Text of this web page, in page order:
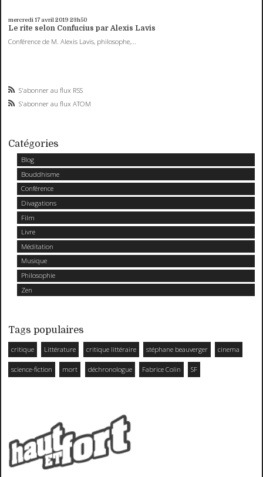
mercredi 17 avril 2019 23h50
Le rite selon Confucius par Alexis Lavis
Conférence de M. Alexis Lavis, philosophe,...
S'abonner au flux RSS
S'abonner au flux ATOM
Catégories
Blog
Bouddhisme
Conférence
Divagations
Film
Livre
Méditation
Musique
Philosophie
Zen
Tags populaires
critique Littérature critique littéraire stéphane beauverger cinema
science-fiction mort déchronologue Fabrice Colin SF